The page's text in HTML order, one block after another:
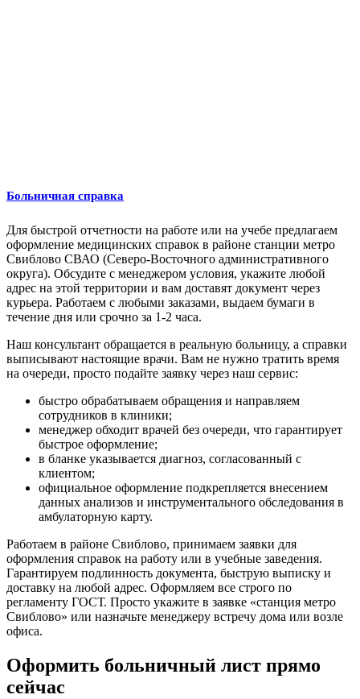
Больничная справка
Для быстрой отчетности на работе или на учебе предлагаем
оформление медицинских справок в районе станции метро
Свиблово СВАО (Северо-Восточного административного
округа). Обсудите с менеджером условия, укажите любой
адрес на этой территории и вам доставят документ через
курьера. Работаем с любыми заказами, выдаем бумаги в
течение дня или срочно за 1-2 часа.
Наш консультант обращается в реальную больницу, а справки
выписывают настоящие врачи. Вам не нужно тратить время
на очереди, просто подайте заявку через наш сервис:
быстро обрабатываем обращения и направляем
сотрудников в клиники;
менеджер обходит врачей без очереди, что гарантирует
быстрое оформление;
в бланке указывается диагноз, согласованный с
клиентом;
официальное оформление подкрепляется внесением
данных анализов и инструментального обследования в
амбулаторную карту.
Работаем в районе Свиблово, принимаем заявки для
оформления справок на работу или в учебные заведения.
Гарантируем подлинность документа, быструю выписку и
доставку на любой адрес. Оформляем все строго по
регламенту ГОСТ. Просто укажите в заявке «станция метро
Свиблово» или назначьте менеджеру встречу дома или возле
офиса.
Оформить больничный лист прямо
сейчас